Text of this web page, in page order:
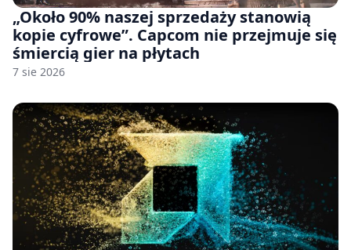
„Około 90% naszej sprzedaży stanowią
kopie cyfrowe”. Capcom nie przejmuje się
śmiercią gier na płytach
7 sie 2026